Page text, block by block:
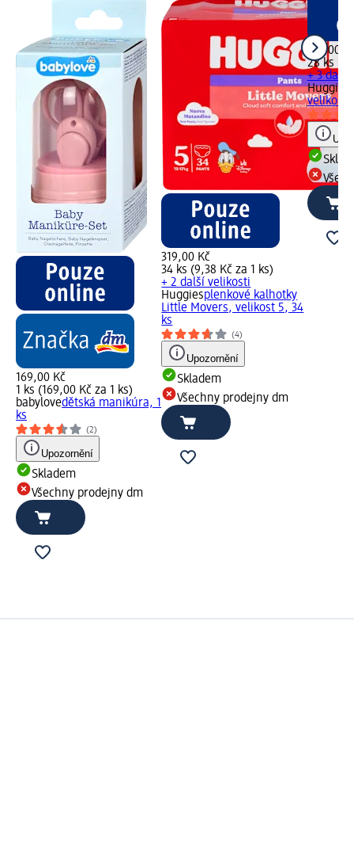
169,00 Kč
1 ks (169,00 Kč za 1 ks)
babylovedětská manikúra, 1
ks
(2)
Upozornění
Skladem
Všechny prodejny dm
319,00 Kč
34 ks (9,38 Kč za 1 ks)
+ 2 další velikosti
Huggiesplenkové kalhotky
Little Movers, velikost 5, 34
ks
(4)
Upozornění
Skladem
Všechny prodejny dm
319,00
28 ks
+ 3 další
Huggies
velikost